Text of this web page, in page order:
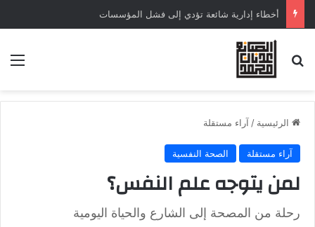
إدارة الأزمات: كيف تتخذ قرارات فعّالة تحت الضغط؟
الرئيسية / آراء مستقلة
آراء مستقلة الصحة النفسية
لمن يتوجه علم النفس؟
رحلة من المصحة إلى الشارع والحياة اليومية